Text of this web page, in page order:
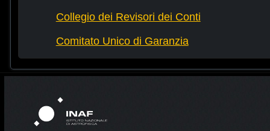
Collegio dei Revisori dei Conti
Comitato Unico di Garanzia